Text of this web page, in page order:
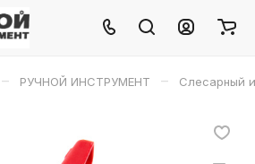
– РУЧНОЙ ИНСТРУМЕНТ – Слесарный